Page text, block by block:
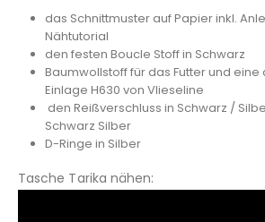
das Schnittmuster auf Papier inkl.
Nähtutorial
den festen Boucle Stoff in Schwarz
Baumwollstoff für das Futter und
Einlage H630 von Vlieseline
den Reißverschluss in Schwarz /
Schwarz Silber
D-Ringe in Silber
Tasche Tarika nähen: